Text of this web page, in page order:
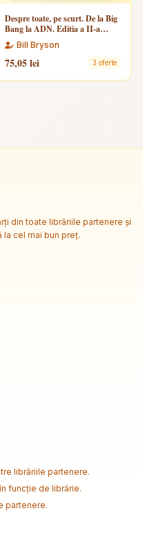
Despre toate, pe scurt. De la Big
Bang la ADN. Editia a II-a
revazuta si actualizata
Bill Bryson
75,05 lei 3 oferte
din toate librăriile partenere și
cel mai bun preț.
librăriile partenere.
funcție de librărie.
partenere.